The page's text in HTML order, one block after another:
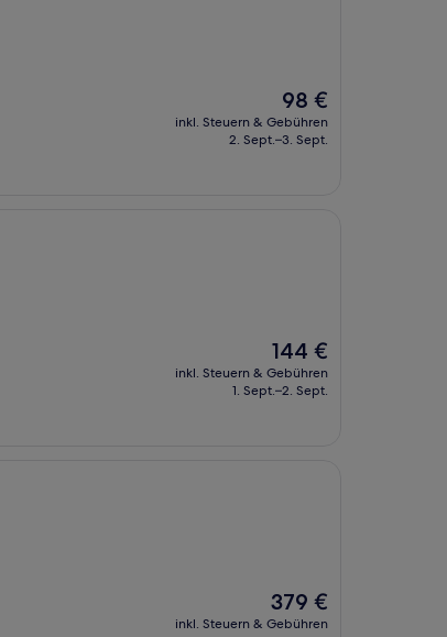
Der
Preis
beträgt
98 €
inkl. Steuern & Gebühren
2. Sept.–3. Sept.
Der
Preis
beträgt
144 €
inkl. Steuern & Gebühren
1. Sept.–2. Sept.
Der
Preis
379 €
inkl. Steuern & Gebühren